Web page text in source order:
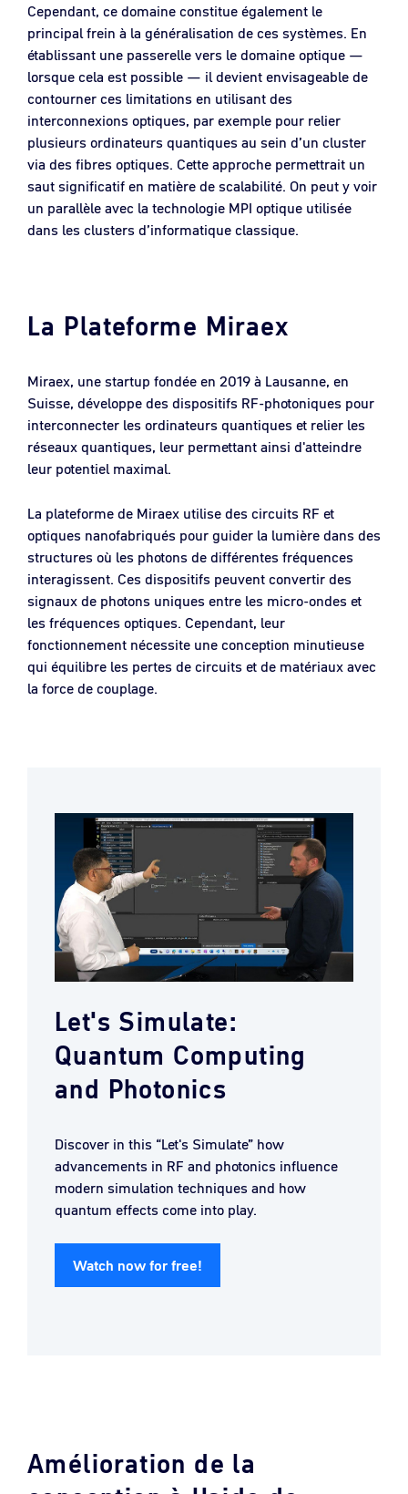
Cependant, ce domaine constitue également le
principal frein à la généralisation de ces systèmes. En
établissant une passerelle vers le domaine optique —
lorsque cela est possible — il devient envisageable de
contourner ces limitations en utilisant des
interconnexions optiques, par exemple pour relier
plusieurs ordinateurs quantiques au sein d’un cluster
via des fibres optiques. Cette approche permettrait un
saut significatif en matière de scalabilité. On peut y voir
un parallèle avec la technologie MPI optique utilisée
dans les clusters d’informatique classique.
La Plateforme Miraex
Miraex, une startup fondée en 2019 à Lausanne, en
Suisse, développe des dispositifs RF-photoniques pour
interconnecter les ordinateurs quantiques et relier les
réseaux quantiques, leur permettant ainsi d'atteindre
leur potentiel maximal.
La plateforme de Miraex utilise des circuits RF et
optiques nanofabriqués pour guider la lumière dans des
structures où les photons de différentes fréquences
interagissent. Ces dispositifs peuvent convertir des
signaux de photons uniques entre les micro-ondes et
les fréquences optiques. Cependant, leur
fonctionnement nécessite une conception minutieuse
qui équilibre les pertes de circuits et de matériaux avec
la force de couplage.
Let's Simulate:
Quantum Computing
and Photonics
Discover in this “Let's Simulate” how
advancements in RF and photonics influence
modern simulation techniques and how
quantum effects come into play.
Watch now for free!
Amélioration de la